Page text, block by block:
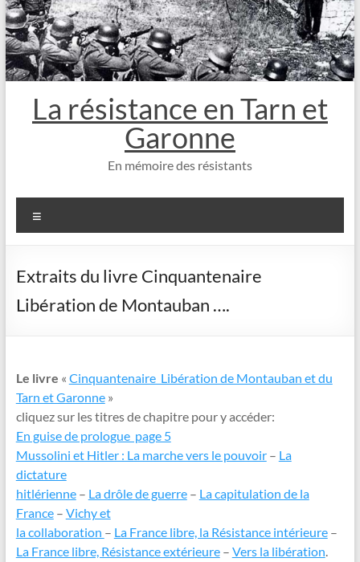
La résistance en Tarn et
Garonne
En mémoire des résistants
Extraits du livre Cinquantenaire
Libération de Montauban ….
Le livre « Cinquantenaire Libération de Montauban et du
Tarn et Garonne»
cliquez sur les titres de chapitre pour y accéder:
En guise de prologue page 5
Mussolini et Hitler : La marche vers le pouvoir– La
dictature
hitlérienne– La drôle de guerre– La capitulation de la
France– Vichy et
la collaboration – La France libre, la Résistance intérieure–
La France libre, Résistance extérieure– Vers la libération.